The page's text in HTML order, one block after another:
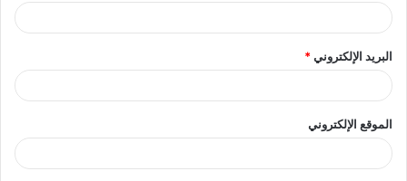
البريد الإلكتروني*
الموقع الإلكتروني